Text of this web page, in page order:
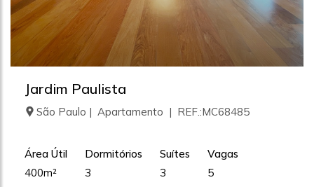
Jardim Paulista
São Paulo | Apartamento | REF.:MC68485
Área Útil
400m²
Dormitórios
3
Suítes
3
Vagas
5